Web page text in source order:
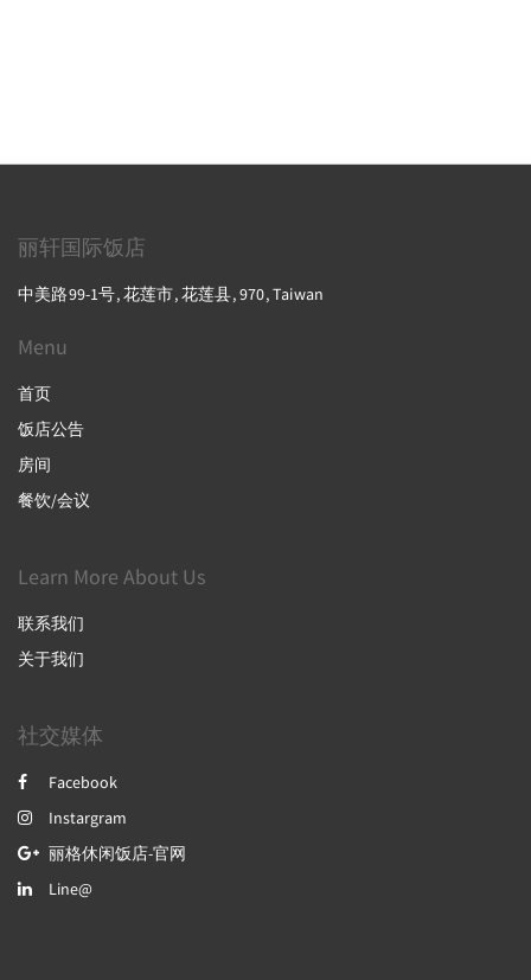
丽轩国际饭店
中美路99-1号, 花莲市, 花莲县, 970, Taiwan
Menu
首页
饭店公告
房间
餐饮/会议
Learn More About Us
联系我们
关于我们
社交媒体
Facebook
Instargram
丽格休闲饭店-官网
Line@